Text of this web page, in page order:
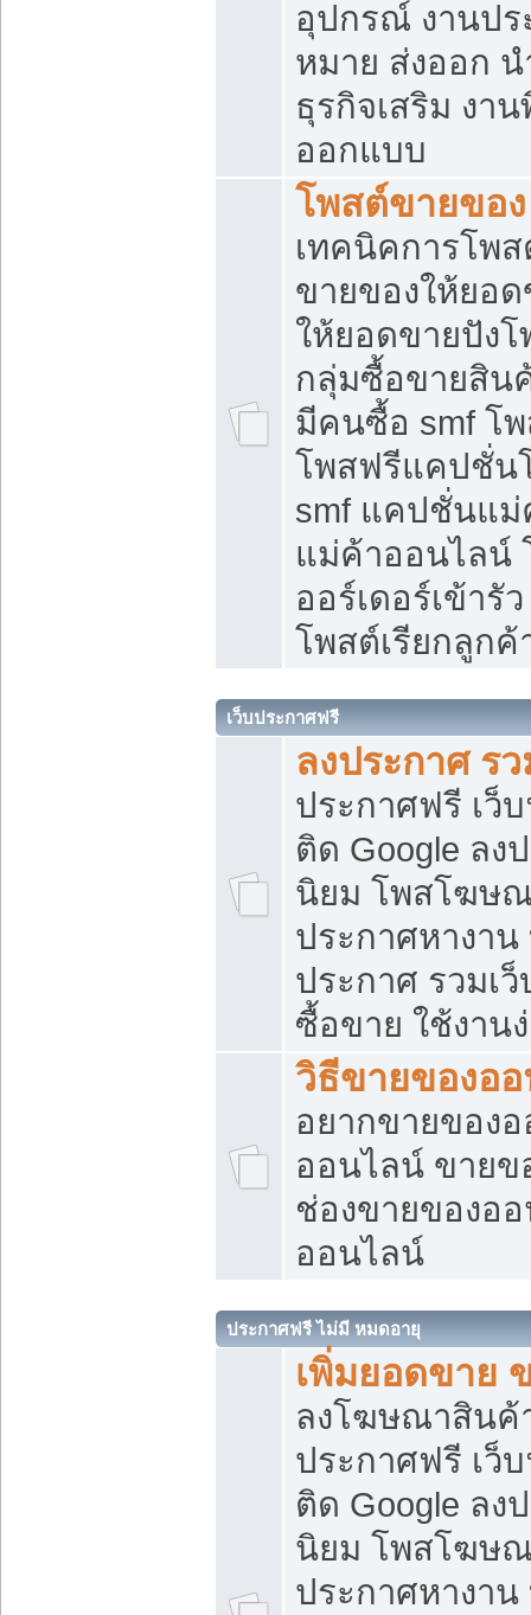
อุปกรณ์ งานป
หมาย ส่งออก น
ธุรกิจเสริม งา
ออกแบบ
โพสต์ขายของ
เทคนิคการโพ
ขายของให้ยอ
ให้ยอดขายปัง
กลุ่มซื้อขายสิน
มีคนซื้อ smf โ
โพสฟรีแคปชั่น
smf แคปชั่นแ
แม่ค้าออนไลน์
ออร์เดอร์เข้ารั
โพสต์เรียกลูกค้
เว็บประกาศฟรี
ลงประกาศ ร
ประกาศฟรี เว็
ติด Google ลง
นิยม โพสโฆษ
ประกาศหางาน
ประกาศ รวมเ
ซื้อขาย ใช้งาน
วิธีขายของอ
อยากขายของ
ออนไลน์ ขายข
ช่องขายของอ
ออนไลน์
ประกาศฟรี ไม่มี หมดอายุ
เพิ่มยอดขาย
ลงโฆษณาสิน
ประกาศฟรี เว็
ติด Google ลง
นิยม โพสโฆษ
ประกาศหางาน